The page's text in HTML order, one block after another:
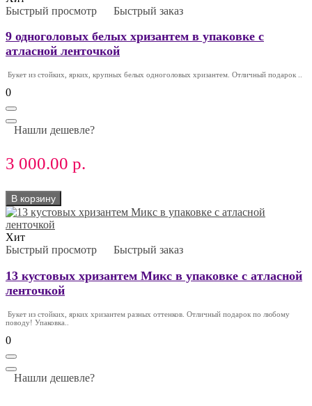
Быстрый просмотр
Быстрый заказ
9 одноголовых белых хризантем в упаковке с
атласной ленточкой
Букет из стойких, ярких, крупных белых одноголовых хризантем. Отличный подарок ..
0
Нашли дешевле?
3 000.00 р.
В корзину
Хит
Быстрый просмотр
Быстрый заказ
13 кустовых хризантем Микс в упаковке с атласной
ленточкой
Букет из стойких, ярких хризантем разных оттенков. Отличный подарок по любому
поводу! Упаковка..
0
Нашли дешевле?